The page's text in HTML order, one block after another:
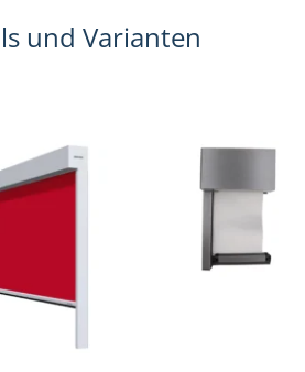
und Varianten